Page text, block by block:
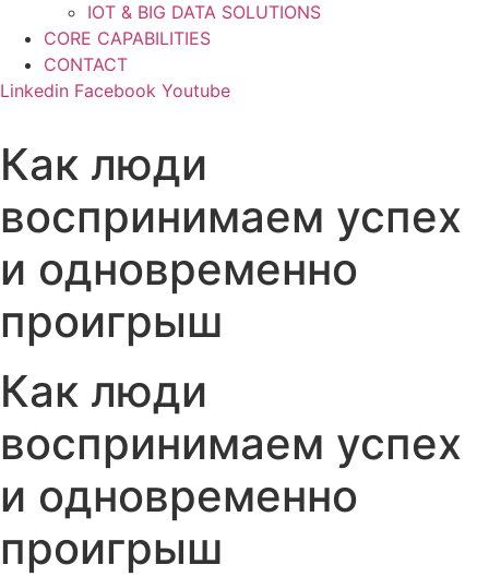
IOT & BIG DATA SOLUTIONS
CORE CAPABILITIES
CONTACT
Linkedin Facebook Youtube
Как люди
воспринимаем успех
и одновременно
проигрыш
Как люди
воспринимаем успех
и одновременно
проигрыш